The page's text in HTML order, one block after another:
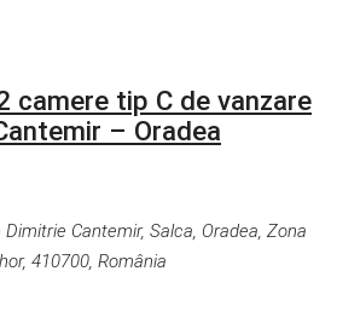
camere tip C de vanzare
– Oradea
Cantemir, Salca, Oradea, Zona
410700, România